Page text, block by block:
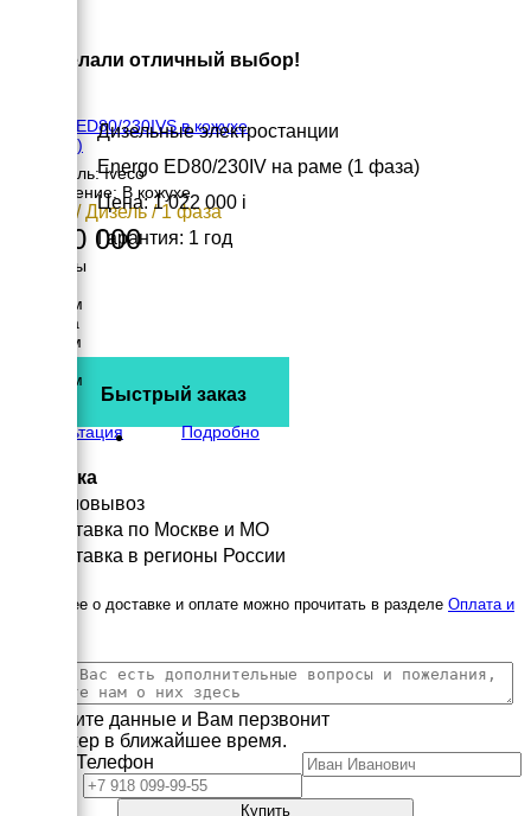
Energo ED80/230IVS в кожухе
(1 фаза)
Двигатель: Iveco
Исполнение: В кожухе
55 кВт / Дизель / 1 фаза
1 270 000
Размеры
2750 мм
Ширина
1100 мм
1760 мм
Консультация
Подробно
Вы сделали отличный выбор!
Дизельные электростанции
Energo ED80/230IV на раме (1 фаза)
Цена: 1 022 000 i
Гарантия: 1 год
Быстрый заказ
Доставка
Самовывоз
Доставка по Москве и МО
Доставка в регионы России
Подробнее о доставке и оплате можно прочитать в разделе Оплата и
Заполните данные и Вам перзвонит
менеджер в ближайшее время.
Телефон